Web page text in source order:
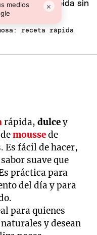
medios
×
receta rápida
rápida,dulcey
moussede
Es fácil de hacer,
suave que
práctica para
del día y para
para quienes
y desean